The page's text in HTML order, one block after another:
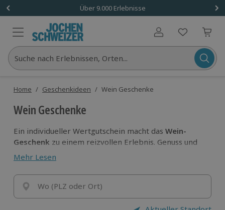
Über 9.000 Erlebnisse
Benutzerkonto
Suche nach Erlebnissen, Orten...
Home / Geschenkideen / Wein Geschenke
Wein Geschenke
Ein individueller Wertgutschein macht das Wein-
Geschenk zu einem reizvollen Erlebnis. Genuss und
Abenteuer konzentrieren sich zu einer süßen oder
vollmundigen Harmonie und die Vorfreude auf
kommende Highlights wächst.
Verpacke dein Wein-Geschenk
nimm dir einen erlesenen Erlebnis Gutschein zur
Hilfe. Das Dinner in the Dark ist eine gute
Mehr Lesen
Wo (PLZ oder Ort)